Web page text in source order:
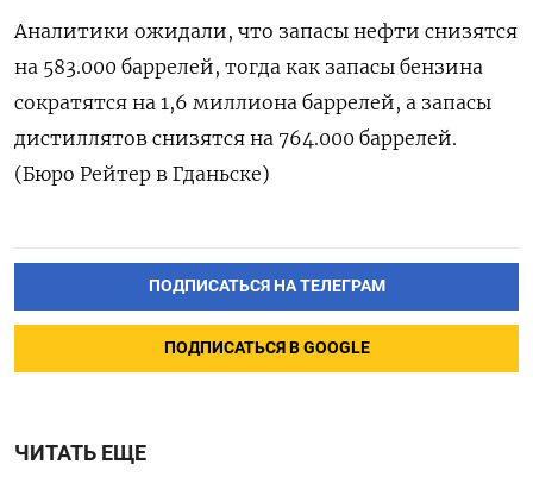
Аналитики ожидали, что запасы нефти снизятся
на 583.000 баррелей, тогда как запасы бензина
сократятся на 1,6 миллиона баррелей, а запасы ​
дистиллятов снизятся на 764.000 баррелей.
(Бюро Рейтер в Гданьске)
ПОДПИСАТЬСЯ НА ТЕЛЕГРАМ
ПОДПИСАТЬСЯ В GOOGLE
ЧИТАТЬ ЕЩЕ